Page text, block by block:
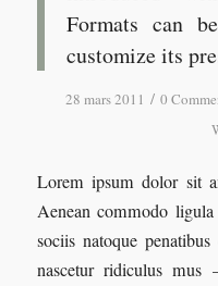
Formats can
customize its
28 mars 2011 / 0
Lorem ipsum dolor sit
Aenean commodo
sociis natoque
nascetur ridiculus mus